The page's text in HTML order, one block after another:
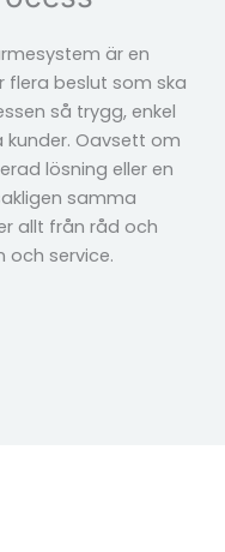
är en
flera beslut som ska
så trygg, enkel
Oavsett om
lösning eller en
samma
allt från råd och
och service.